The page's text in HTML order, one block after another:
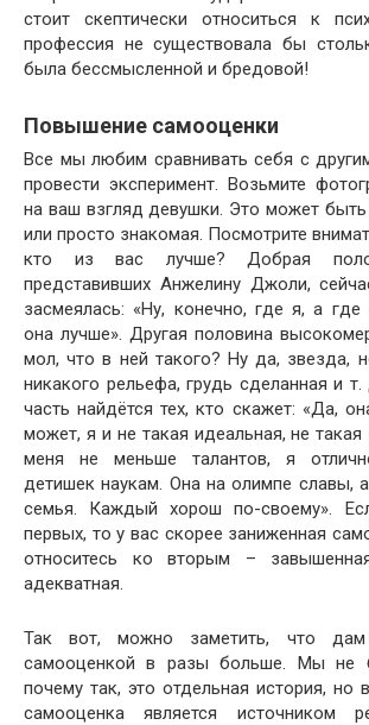
стоит скептически относиться к
профессия не существовала бы
была бессмысленной и бредовой!
Повышение самооценки
Все мы любим сравнивать себя с
провести эксперимент. Возьмите
на ваш взгляд девушки. Это может быть
или просто знакомая. Посмотрите
кто из вас лучше? Добрая
представивших Анжелину Джоли,
засмеялась: «Ну, конечно, где я, а где
она лучше». Другая половина
мол, что в ней такого? Ну да, звезда,
никакого рельефа, грудь сделанная и
часть найдётся тех, кто скажет: «Да,
может, я и не такая идеальная, не такая
меня не меньше талантов, я
детишек наукам. Она на олимпе славы,
семья. Каждый хорош по-своему».
первых, то у вас скорее заниженная
относитесь ко вторым –
адекватная.
Так вот, можно заметить, что
самооценкой в разы больше. Мы не
почему так, это отдельная история, но
самооценка является источником